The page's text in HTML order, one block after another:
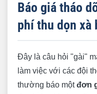
Báo giá tháo
phí thu dọn xà
Đây là câu hỏi "gài"
làm việc với các đội
thường báo mộtđơn